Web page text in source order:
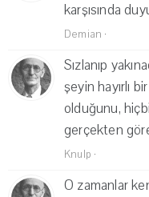
karşısında
Demian ·
Sızlanıp
şeyin hayırlı
olduğunu,
gerçekten
Knulp ·
O zamanlar